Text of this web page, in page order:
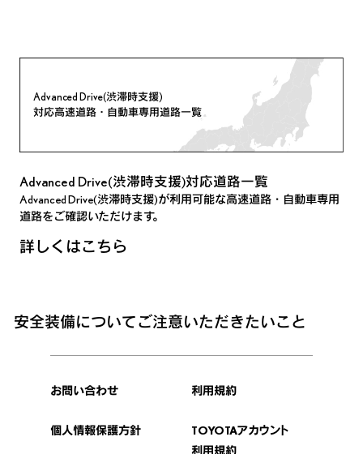
Advanced Drive(渋滞時支援)
対応高速道路・自動車専用道路一覧
Advanced Drive(渋滞時支援)対応道路一覧
Advanced Drive(渋滞時支援)が利用可能な高速道路・自動車専用
道路をご確認いただけます。
詳しくはこちら
安全装備についてご注意いただきたいこと
お問い合わせ 利用規約
個人情報保護方針
TOYOTAアカウント
利用規約